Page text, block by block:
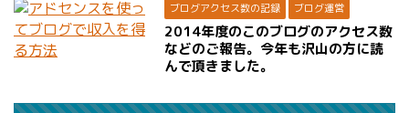
ブログアクセス数の記録 ブログ運営
2014年度のこのブログのアクセス数
などのご報告。今年も沢山の方に読
んで頂きました。